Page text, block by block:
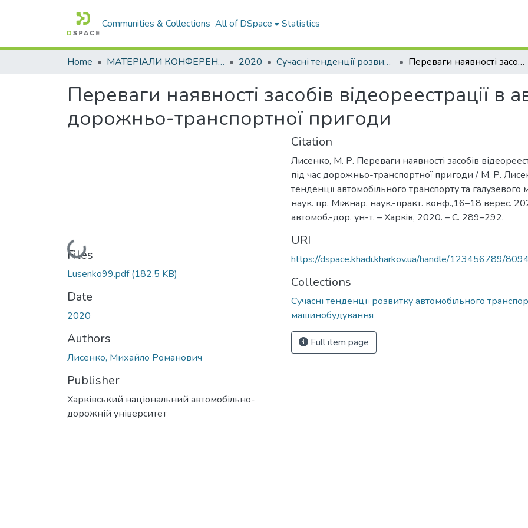
Communities & Collections All of DSpace Statistics
Home МАТЕРІАЛИ КОНФЕРЕНЦІЙ 2020 Сучасні тенденції розвитку автомобільного транспорту та галузевого машинобудування Переваги наявності засобів відеореестрації в автомобілі під час дорожньо-транспортної пригоди
Переваги наявності засобів відеореестрації в
дорожньо-транспортної пригоди
Loading...
Files
Lusenko99.pdf(182.5 KB)
Date
2020
Authors
Лисенко, Михайло Романович
Publisher
Харківський національний автомобільно-
дорожній університет
Citation
Лисенко, М. Р. Переваги наявності засобів
під час дорожньо-транспортної пригоди / М. Р.
тенденції автомобільного транспорту та
наук. пр. Міжнар. наук.-практ. конф.,16–18 верес.
автомоб.-дор. ун-т. – Харкiв, 2020. – С. 289–292.
URI
https://dspace.khadi.kharkov.ua/handle/123456789/
Collections
Сучасні тенденції розвитку автомобільного
машинобудування
Full item page